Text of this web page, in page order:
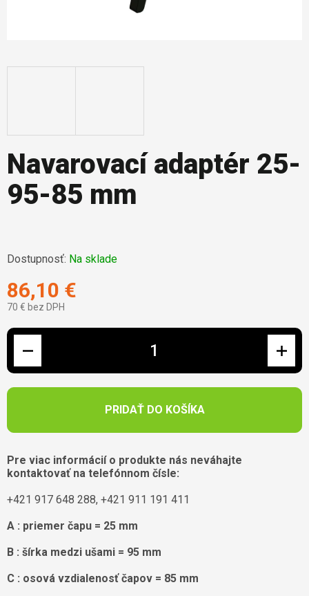
Navarovací adaptér 25-
95-85 mm
Dostupnosť: Na sklade
86,10 €
70 € bez DPH
Jednotková cena:
PRIDAŤ DO KOŠÍKA
Pre viac informácií o produkte nás neváhajte
kontaktovať na telefónnom čísle:
+421 917 648 288, +421 911 191 411
A : priemer čapu = 25 mm
B : šírka medzi ušami = 95 mm
C : osová vzdialenosť čapov = 85 mm